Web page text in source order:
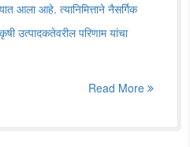
आला आहे. त्यानिमित्ताने नैसर्गिक
उत्पादकतेवरील परिणाम यांचा
Read More